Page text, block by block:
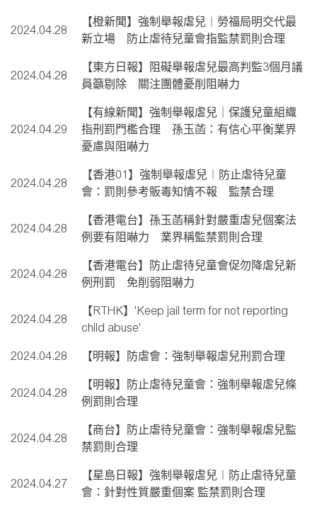
2024.04.28
【橙新聞】強制舉報虐兒︱勞福局明交代最
新立場 防止虐待兒童會指監禁罰則合理
2024.04.28
【東方日報】阻礙舉報虐兒最高判監3個月議
員籲剔除 關注團體憂削阻嚇力
2024.04.29
【有線新聞】強制舉報虐兒｜保護兒童組織
指刑罰門檻合理 孫玉菡：有信心平衡業界
憂慮與阻嚇力
2024.04.28
【香港01】強制舉報虐兒︱防止虐待兒童
會：罰則參考販毒知情不報 監禁合理
2024.04.28
【香港電台】孫玉菡稱針對嚴重虐兒個案法
例要有阻嚇力 業界稱監禁罰則合理
2024.04.28
【香港電台】防止虐待兒童會促勿降虐兒新
例刑罰 免削弱阻嚇力
2024.04.28
【RTHK】'Keep jail term for not reporting
child abuse'
2024.04.28 【明報】防虐會：強制舉報虐兒刑罰合理
2024.04.28
【明報】防止虐待兒童會：強制舉報虐兒條
例罰則合理
2024.04.28
【商台】防止虐待兒童會：強制舉報虐兒監
禁罰則合理
2024.04.27
【星島日報】強制舉報虐兒︱防止虐待兒童
會：針對性質嚴重個案 監禁罰則合理